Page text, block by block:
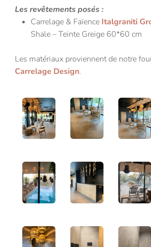
Les revêtements posés :
Carrelage & Faïence Italgraniti
Shale – Teinte Greige 60*60 cm
Les matériaux proviennent de notre
Carrelage Design.